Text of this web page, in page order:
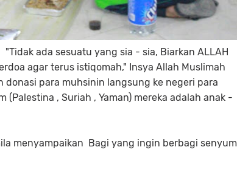
ada sesuatu yang sia - sia, Biarkan ALLAH
agar terus istiqomah," Insya Allah Muslimah
donasi para muhsinin langsung ke negeri para
, Suriah , Yaman) mereka adalah anak -
menyampaikan Bagi yang ingin berbagi senyum